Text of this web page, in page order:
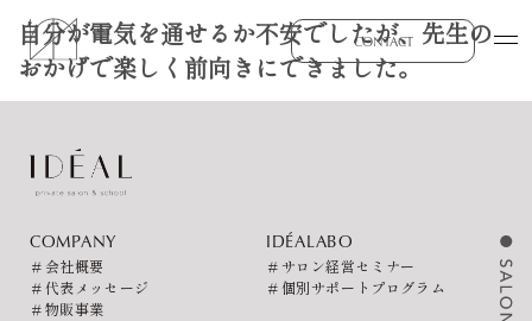
CONTACT
自分が電気を通せるか不安でしたが、先生の
おかげで楽しく前向きにできました。
COMPANY
＃会社概要
＃代表メッセージ
＃物販事業
IDÉALABO
＃サロン経営セミナー
＃個別サポートプログラム